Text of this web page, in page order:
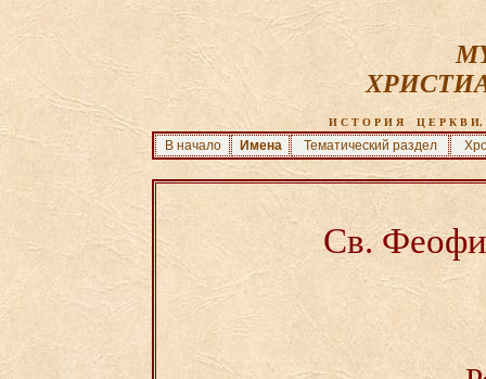
И С Т О Р И Я    Ц Е Р К В
В начало Имена Тематический раздел
Св.